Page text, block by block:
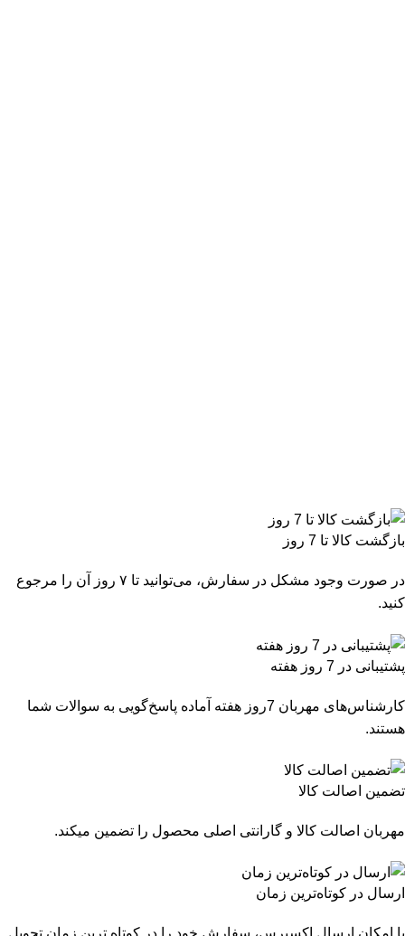
بازگشت کالا تا 7 روز
در صورت وجود مشکل در سفارش، می‌توانید تا ۷ روز آن را مرجوع
کنید.
پشتیبانی در 7 روز هفته
کارشناس‌های مهربان 7روز هفته آماده پاسخ‌گویی به سوالات شما
هستند.
تضمین اصالت کالا
مهربان اصالت کالا و گارانتی اصلی محصول را تضمین میکند.
ارسال در کوتاه‌ترین زمان
با امکان ارسال اکسپرس، سفارش خود را در کوتاه ترین زمان تحویل